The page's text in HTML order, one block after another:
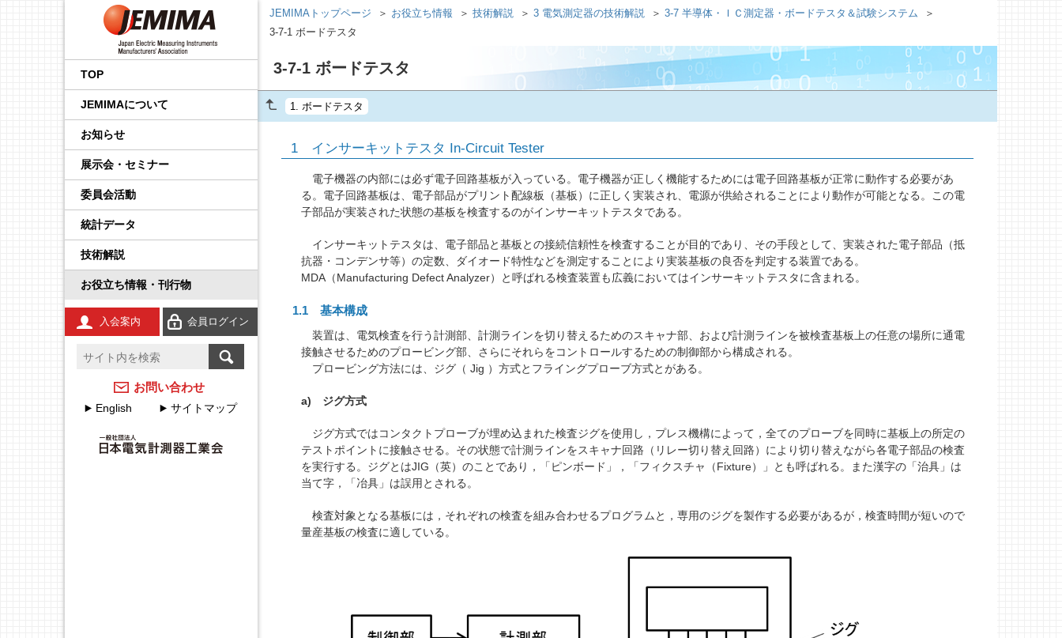
TOP
JEMIMAについて
会長挨拶
事業内容
国内外規制動向調査事業
国際標準化推進事業
技術開発テーマの探索事
広報事業
セミナー事業
会員一覧
品目から探す
役員一覧
定款・財務情報
ト
JEMIMA会報
アクセスマップ
後援・協賛の申請
JEMIMA会報への広告掲
載
JEMIMA主要行事（会員
お知らせ
プレスリリース
JEMIMAより
展示会・セミナー
展示会
セミナー・講演会
委員会活動
企画運営会議
IoT イノベーション推進委
基本機能部会
調査・統計委員会
広報委員会
IIFES推進WG
計測展 OSAKA 実行委員
会
製品安全・EMC委員会
輸出管理委員会
資材調達委員会
環境グリーン委員会
政策課題部会
エネルギー・イノベーシ
先端技術調査委員会
産業計測機器・システム
製品別部会
校正事業委員会
防爆計測委員会
電力量計委員会
電子測定器委員会
温度計測委員会
統計データ
技術解説
プロセス計測制御機器の
FA計測制御機器の技術解
説
電子応用計測ガイド
環境計測器の技術解説
放射線計測ガイド
工業用無線
安全計装システム（SIS）
温度計測のFAQ
お役立ち情報・刊行物
学生の皆さんへ
コンシェルジュ
JEMIMAのSDGsビジョン
刊行物
工業会規格
調査報告書
JCSSコーナー
JCSS（トレーサビリティ
JCSS（ISO/IEC 17025認
定）
よくある質問
登録事業者検索
JCSSに関する刊行物
JCSSリンク
JCSS連絡会のご案内
計測器メーカーのJCSS校
JEMIMAのJCSSの取組
JEMIMA JCSS校正サービ
IEC規格ドラフトの審議情
IEC概要
IEC TC一覧／IEC用語
動
入会案内
会員ログイン
お問い合わせ
English サイトマップ
JEMIMAトップページ お役立ち情報 技術解説 3 電気測定器の技術解説
3-7 半導体・ＩＣ測定器・ボードテスタ＆試験システム
3-7-1 ボードテスタ
3-7-1 ボードテスタ
1. ボードテスタ
1 インサーキットテスタ In-Circuit Tester
電子機器の内部には必ず電子回路基板が入っている。電子機器が正しく機能するためには電子回路基板が正常に動作する必要があ
る。電子回路基板は、電子部品がプリント配線板（基板）に正しく実装され、電源が供給されることにより動作が可能となる。この電
子部品が実装された状態の基板を検査するのがインサーキットテスタである。
インサーキットテスタは、電子部品と基板との接続信頼性を検査することが目的であり、その手段として、実装された電子部品（抵
抗器・コンデンサ等）の定数、ダイオード特性などを測定することにより実装基板の良否を判定する装置である。
MDA（Manufacturing Defect Analyzer）と呼ばれる検査装置も広義においてはインサーキットテスタに含まれる。
1.1 基本構成
装置は、電気検査を行う計測部、計測ラインを切り替えるためのスキャナ部、および計測ラインを被検査基板上の任意の場所に通電
接触させるためのプロービング部、さらにそれらをコントロールするための制御部から構成される。
プロービング方法には、ジグ（ Jig ）方式とフライングプローブ方式とがある。
a) ジグ方式
ジグ方式ではコンタクトプローブが埋め込まれた検査ジグを使用し，プレス機構によって，全てのプローブを同時に基板上の所定の
テストポイントに接触させる。その状態で計測ラインをスキャナ回路（リレー切り替え回路）により切り替えながら各電子部品の検査
を実行する。ジグとはJIG（英）のことであり，「ピンボード」，「フィクスチャ（Fixture）」とも呼ばれる。また漢字の「治具」は
当て字，「冶具」は誤用とされる。
検査対象となる基板には，それぞれの検査を組み合わせるプログラムと，専用のジグを製作する必要があるが，検査時間が短いので
量産基板の検査に適している。